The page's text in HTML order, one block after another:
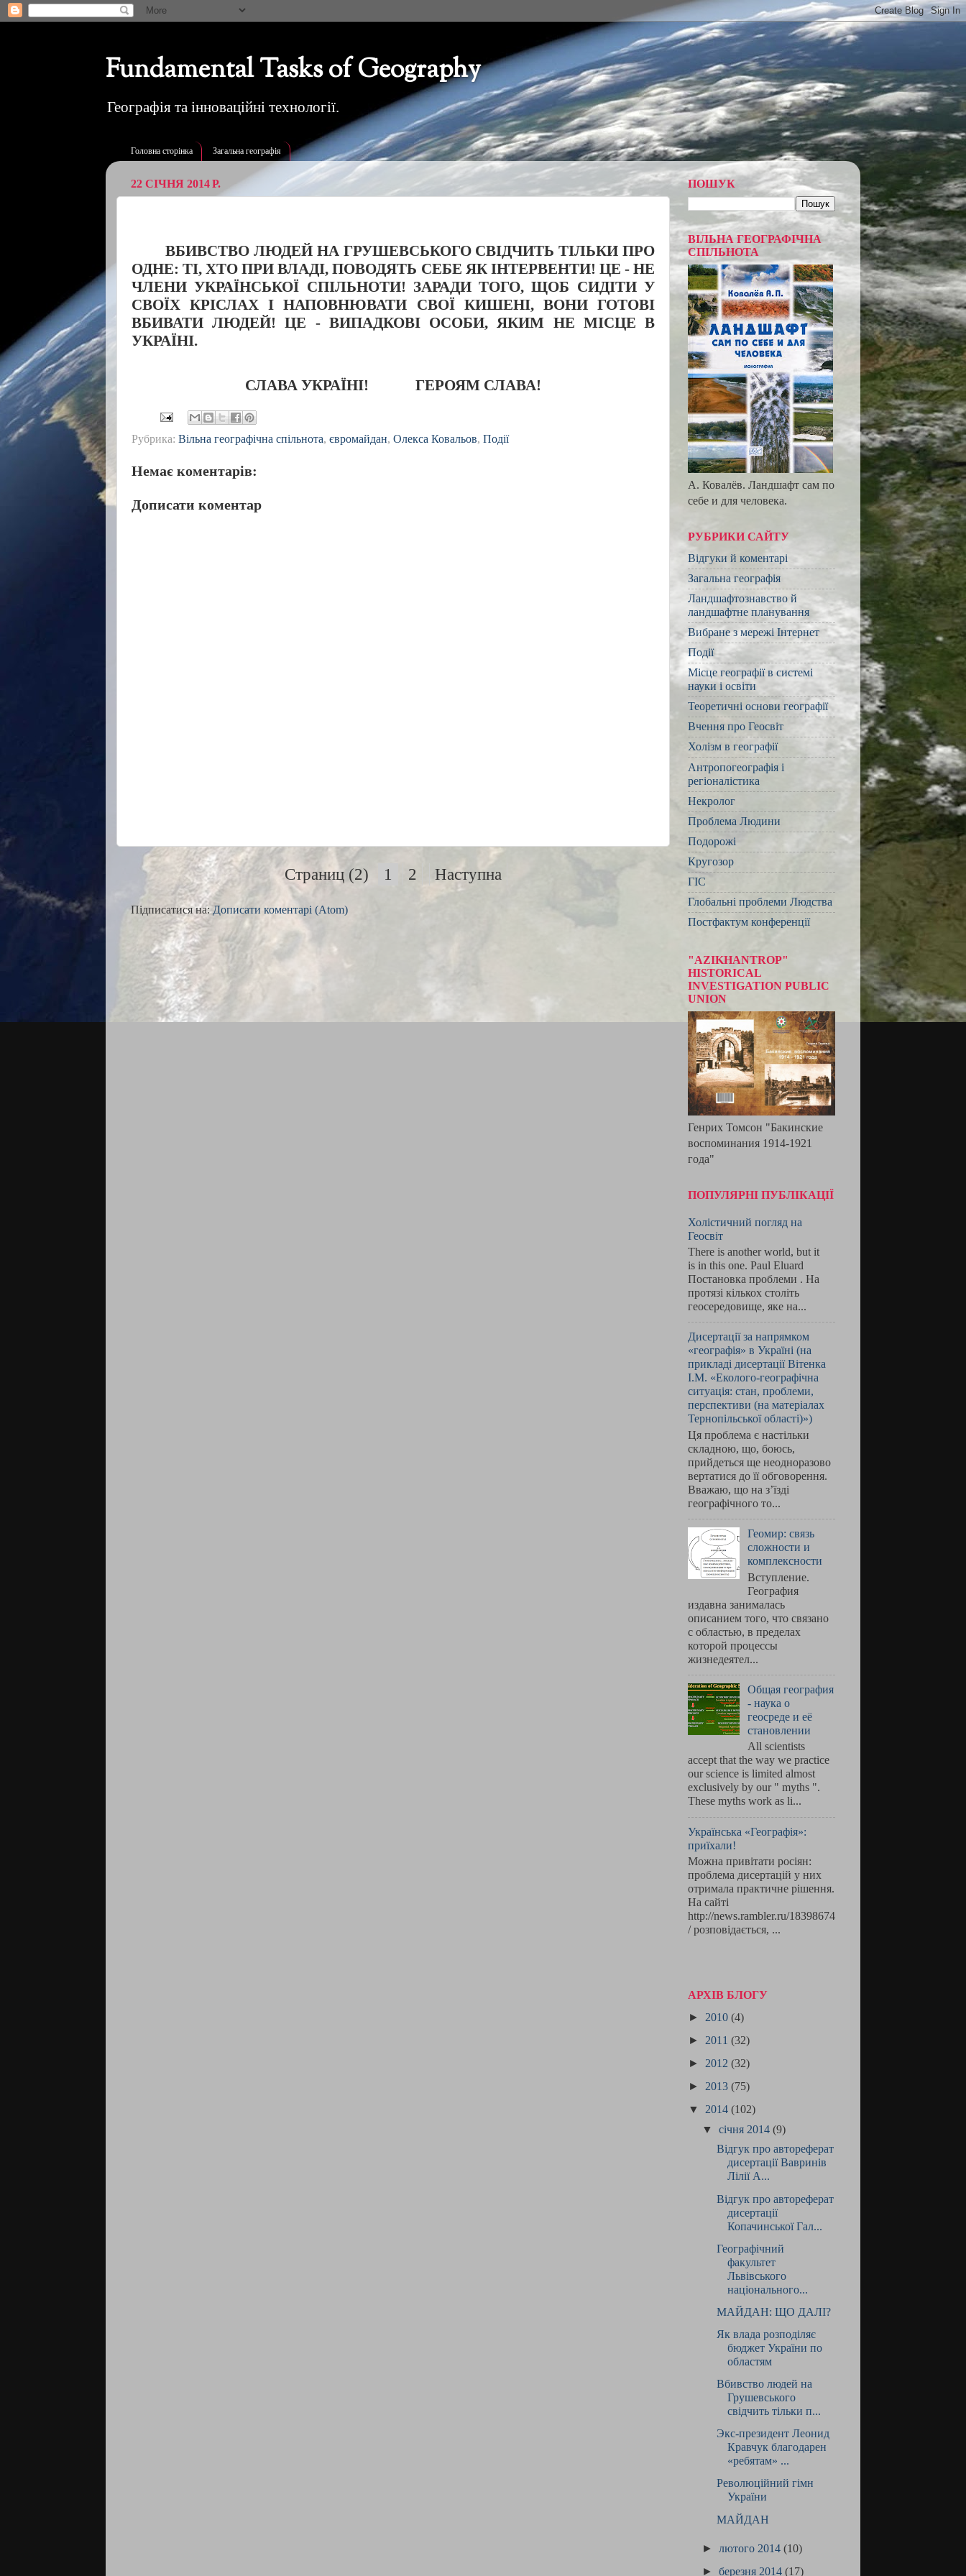
Fundamental Tasks of Geography
Географія та інноваційні технології.
Головна сторінка Загальна географія
22 СІЧНЯ 2014 Р.
ВБИВСТВО ЛЮДЕЙ НА ГРУШЕВСЬКОГО СВІДЧИТЬ ТІЛЬКИ ПРО
ОДНЕ: ТІ, ХТО ПРИ ВЛАДІ, ПОВОДЯТЬ СЕБЕ ЯК ІНТЕРВЕНТИ! ЦЕ - НЕ
ЧЛЕНИ УКРАЇНСЬКОЇ СПІЛЬНОТИ! ЗАРАДИ ТОГО, ЩОБ СИДІТИ У
СВОЇХ КРІСЛАХ І НАПОВНЮВАТИ СВОЇ КИШЕНІ, ВОНИ ГОТОВІ
ВБИВАТИ ЛЮДЕЙ! ЦЕ - ВИПАДКОВІ ОСОБИ, ЯКИМ НЕ МІСЦЕ В
УКРАЇНІ.
СЛАВА УКРАЇНІ! ГЕРОЯМ СЛАВА!
Рубрика: Вільна географічна спільнота, євромайдан, Олекса Ковальов, Події
Немає коментарів:
Дописати коментар
Страниц (2) 1 2 Наступна
Підписатися на:Дописати коментарі (Atom)
ПОШУК
ВІЛЬНА ГЕОГРАФІЧНА
СПІЛЬНОТА
А. Ковалёв. Ландшафт сам по
себе и для человека.
РУБРИКИ САЙТУ
Відгуки й коментарі
Загальна географія
Ландшафтознавство й
ландшафтне планування
Вибране з мережі Інтернет
Події
Місце географії в системі
науки і освіти
Теоретичні основи географії
Вчення про Геосвіт
Холізм в географії
Антропогеографія і
регіоналістика
Некролог
Проблема Людини
Подорожі
Кругозор
ГІС
Глобальні проблеми Людства
Постфактум конференції
"AZIKHANTROP"
HISTORICAL
INVESTIGATION PUBLIC
UNION
Генрих Томсон "Бакинские
воспоминания 1914-1921
года"
ПОПУЛЯРНІ ПУБЛІКАЦІЇ
Холістичний погляд на
Геосвіт
There is another world, but it
is in this one. Paul Eluard
Постановка проблеми . На
протязі кількох століть
геосередовище, яке на...
Дисертації за напрямком
«географія» в Україні (на
прикладі дисертації Вітенка
І.М. «Еколого-географічна
ситуація: стан, проблеми,
перспективи (на матеріалах
Тернопільської області)»)
Ця проблема є настільки
складною, що, боюсь,
прийдеться ще неодноразово
вертатися до її обговорення.
Вважаю, що на з’їзді
географічного то...
Геомир: связь
сложности и
комплексности
Вступление.
География
издавна занималась
описанием того, что связано
с областью, в пределах
которой процессы
жизнедеятел...
Общая география
- наука о
геосреде и её
становлении
All scientists
accept that the way we practice
our science is limited almost
exclusively by our " myths ".
These myths work as li...
Українська «Географія»:
приїхали!
Можна привітати росіян:
проблема дисертацій у них
отримала практичне рішення.
На сайті
http://news.rambler.ru/18398674
/ розповідається, ...
АРХІВ БЛОГУ
► 2010 (4)
► 2011 (32)
► 2012 (32)
► 2013 (75)
▼ 2014 (102)
▼січня 2014(9)
Відгук про автореферат
дисертації Вавринів
Лілії А...
Відгук про автореферат
дисертації
Копачинської Гал...
Географічний
факультет
Львівського
національного...
МАЙДАН: ЩО ДАЛІ?
Як влада розподіляє
бюджет України по
областям
Вбивство людей на
Грушевського
свідчить тільки п...
Экс-президент Леонид
Кравчук благодарен
«ребятам» ...
Революційний гімн
України
МАЙДАН
►лютого 2014(10)
►березня 2014(17)